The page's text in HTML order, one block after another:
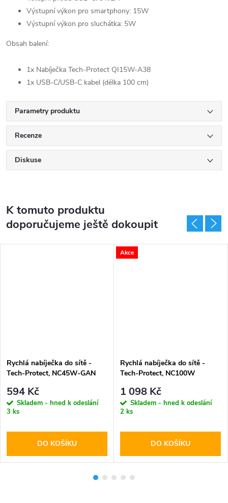
Výstupní výkon pro smartphony: 15W
Výstupní výkon pro sluchátka: 5W
Obsah balení:
1x Nabíječka Tech-Protect QI15W-A38
1x USB-C/USB-C kabel (délka 100 cm)
Parametry produktu
Recenze
Diskuse
K tomuto produktu
doporučujeme ještě dokoupit
Rychlá nabíječka do sítě -
Tech-Protect, NC45W-GAN
594 Kč
Skladem - hned k odeslání
3 ks
DO KOŠÍKU
Akce
Rychlá nabíječka do sítě -
Tech-Protect, NC100W
1 098 Kč
Skladem - hned k odeslání
2 ks
DO KOŠÍKU